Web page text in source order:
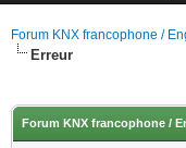
Forum KNX francophone /
Erreur
Forum KNX francophone /